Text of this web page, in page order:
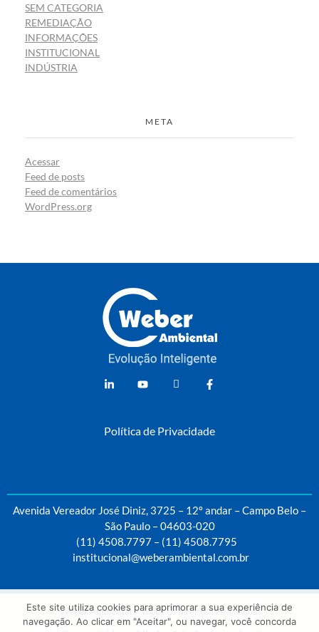
SEM CATEGORIA
REMEDIAÇÃO
INFORMAÇÕES
INSTITUCIONAL
INDÚSTRIA
META
Acessar
Feed de posts
Feed de comentários
WordPress.org
Política de Privacidade
Avenida Vereador José Diniz, 3725 – 12º andar – Campo Belo –
São Paulo – 04603-020
(11) 4508.7797– (11) 4508.7795
institucional@weberambiental.com.br
Weber Ambiental – Todos os direitos reservados.
Este site utiliza cookies para aprimorar a sua experiência de
navegação. Ao clicar em "Aceitar", ou navegar, você concorda